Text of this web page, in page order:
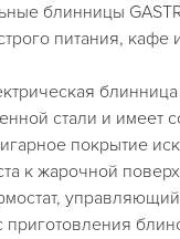
блинницы
питания, кафе
стали и имеет
покрытие
к жарочной
приготовления